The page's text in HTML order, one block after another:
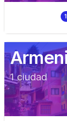
1ciudad